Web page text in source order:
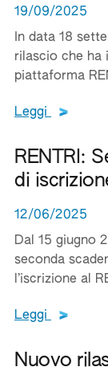
19/09/2025
In data 18
rilascio che ha
piattaforma
Leggi Leggi
RENTRI:
di
12/06/2025
Dal 15 giugno
seconda
l’iscrizione al
Leggi Leggi
Nuovo